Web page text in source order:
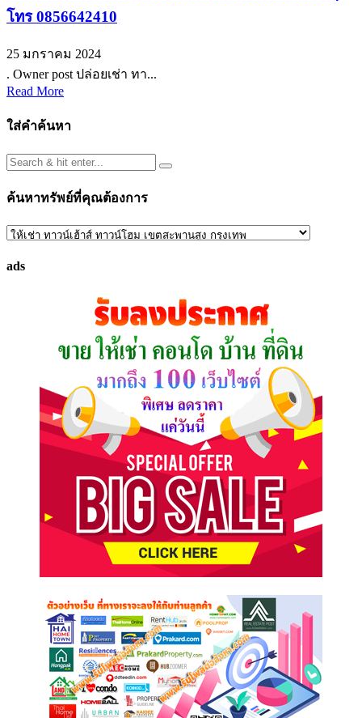
โทร 0856642410
25 มกราคม 2024
. Owner post ปล่อยเช่า ทา...
Read More
ใส่คำค้นหา
ค้นหาทรัพย์ที่คุณต้องการ
ค้นหา
ที่
ads